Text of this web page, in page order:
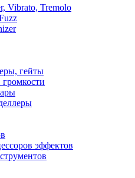
Vibrato, Tremolo
гейты
эффектов